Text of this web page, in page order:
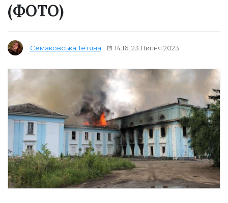
(ФОТО)
Семаковська Тетяна 14:16, 23 Липня 2023